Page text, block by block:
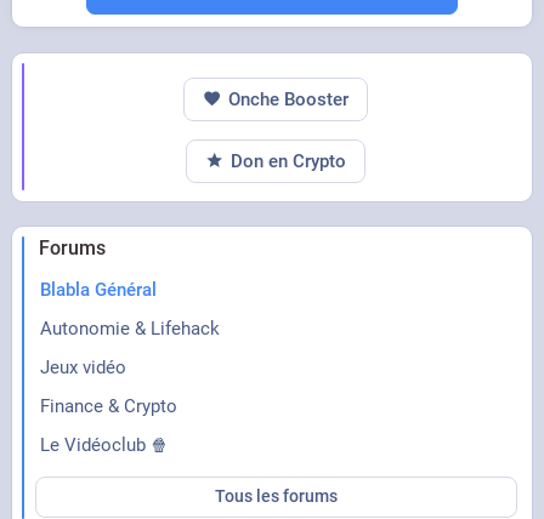
Forums
Blabla Général
Autonomie & Lifehack
Jeux vidéo
Finance & Crypto
Le Vidéoclub 🍿
Tous les forums
Onche Booster
Don en Crypto